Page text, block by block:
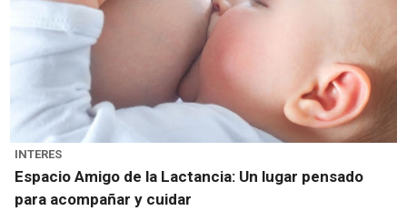
INTERES
Espacio Amigo de la Lactancia: Un lugar pensado
para acompañar y cuidar